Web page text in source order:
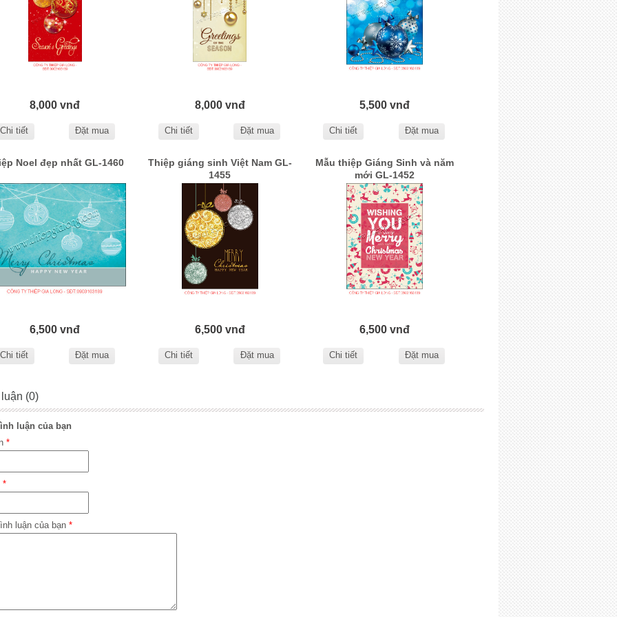
8,000 vnđ
Chi tiết Đặt mua
8,000 vnđ
Chi tiết Đặt mua
5,500 vnđ
Chi tiết Đặt mua
Noel đẹp nhất GL-1460
6,500 vnđ
Chi tiết Đặt mua
Thiệp giáng sinh Việt Nam GL-
1455
6,500 vnđ
Chi tiết Đặt mua
Mẫu thiệp Giáng Sinh và năm
mới GL-1452
6,500 vnđ
Chi tiết Đặt mua
(0)
luận của bạn
*
*
luận của bạn*